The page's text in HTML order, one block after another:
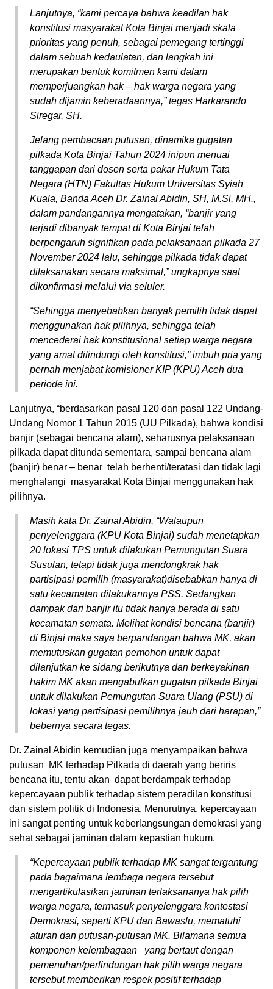
Lanjutnya, “kami percaya bahwa keadilan hak
konstitusi masyarakat Kota Binjai menjadi skala
prioritas yang penuh, sebagai pemegang tertinggi
dalam sebuah kedaulatan, dan langkah ini
merupakan bentuk komitmen kami dalam
memperjuangkan hak – hak warga negara yang
sudah dijamin keberadaannya,” tegas Harkarando
Siregar, SH.
Jelang pembacaan putusan, dinamika gugatan
pilkada Kota Binjai Tahun 2024 inipun menuai
tanggapan dari dosen serta pakar Hukum Tata
Negara (HTN) Fakultas Hukum Universitas Syiah
Kuala, Banda Aceh Dr. Zainal Abidin, SH, M.Si, MH.,
dalam pandangannya mengatakan, “banjir yang
terjadi dibanyak tempat di Kota Binjai telah
berpengaruh signifikan pada pelaksanaan pilkada 27
November 2024 lalu, sehingga pilkada tidak dapat
dilaksanakan secara maksimal,” ungkapnya saat
dikonfirmasi melalui via seluler.
“Sehingga menyebabkan banyak pemilih tidak dapat
menggunakan hak pilihnya, sehingga telah
mencederai hak konstitusional setiap warga negara
yang amat dilindungi oleh konstitusi,” imbuh pria yang
pernah menjabat komisioner KIP (KPU) Aceh dua
periode ini.
Lanjutnya, “berdasarkan pasal 120 dan pasal 122 Undang-
Undang Nomor 1 Tahun 2015 (UU Pilkada), bahwa kondisi
banjir (sebagai bencana alam), seharusnya pelaksanaan
pilkada dapat ditunda sementara, sampai bencana alam
(banjir) benar – benar telah berhenti/teratasi dan tidak lagi
menghalangi masyarakat Kota Binjai menggunakan hak
pilihnya.
Masih kata Dr. Zainal Abidin, “Walaupun
penyelenggara (KPU Kota Binjai) sudah menetapkan
20 lokasi TPS untuk dilakukan Pemungutan Suara
Susulan, tetapi tidak juga mendongkrak hak
partisipasi pemilih (masyarakat)disebabkan hanya di
satu kecamatan dilakukannya PSS. Sedangkan
dampak dari banjir itu tidak hanya berada di satu
kecamatan semata. Melihat kondisi bencana (banjir)
di Binjai maka saya berpandangan bahwa MK, akan
memutuskan gugatan pemohon untuk dapat
dilanjutkan ke sidang berikutnya dan berkeyakinan
hakim MK akan mengabulkan gugatan pilkada Binjai
untuk dilakukan Pemungutan Suara Ulang (PSU) di
lokasi yang partisipasi pemilihnya jauh dari harapan,”
bebernya secara tegas.
Dr. Zainal Abidin kemudian juga menyampaikan bahwa
putusan MK terhadap Pilkada di daerah yang beriris
bencana itu, tentu akan dapat berdampak terhadap
kepercayaan publik terhadap sistem peradilan konstitusi
dan sistem politik di Indonesia. Menurutnya, kepercayaan
ini sangat penting untuk keberlangsungan demokrasi yang
sehat sebagai jaminan dalam kepastian hukum.
“Kepercayaan publik terhadap MK sangat tergantung
pada bagaimana lembaga negara tersebut
mengartikulasikan jaminan terlaksananya hak pilih
warga negara, termasuk penyelenggara kontestasi
Demokrasi, seperti KPU dan Bawaslu, mematuhi
aturan dan putusan-putusan MK. Bilamana semua
komponen kelembagaan yang bertaut dengan
pemenuhan/perlindungan hak pilih warga negara
tersebut memberikan respek positif terhadap